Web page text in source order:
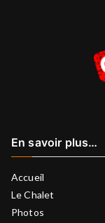
En savoir plus…
Accueil
Le Chalet
Photos